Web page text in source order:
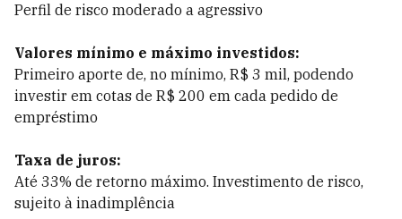
Perfil de risco moderado a agressivo
Valores mínimo e máximo investidos:
Primeiro aporte de, no mínimo, R$ 3 mil, podendo
investir em cotas de R$ 200 em cada pedido de
empréstimo
Taxa de juros:
Até 33% de retorno máximo. Investimento de risco,
sujeito à inadimplência